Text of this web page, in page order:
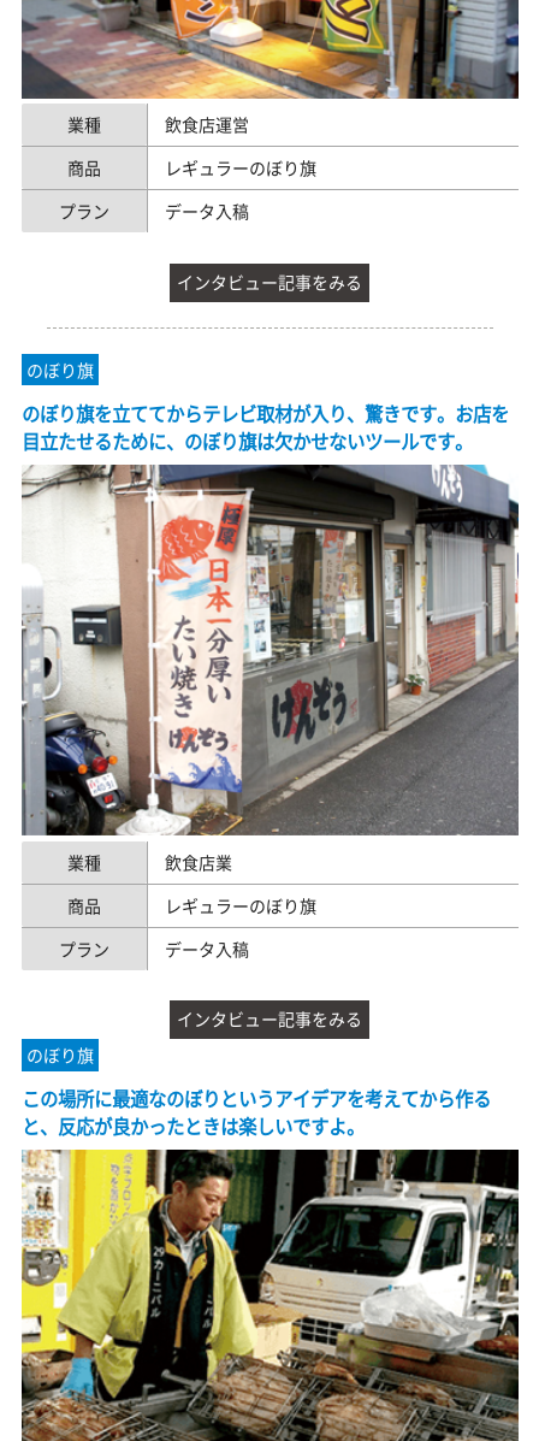
業種
飲食店運営
商品
レギュラーのぼり旗
プラン
データ入稿
インタビュー記事をみる
のぼり旗
のぼり旗を立ててからテレビ取材が入り、驚きです。お店を
目立たせるために、のぼり旗は欠かせないツールです。
業種
飲食店業
商品
レギュラーのぼり旗
プラン
データ入稿
インタビュー記事をみる
のぼり旗
この場所に最適なのぼりというアイデアを考えてから作る
と、反応が良かったときは楽しいですよ。